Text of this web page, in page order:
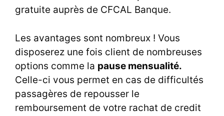
gratuite auprès de CFCAL Banque.
Les avantages sont nombreux ! Vous
disposerez une fois client de nombreuses
options comme la pause mensualité.
Celle-ci vous permet en cas de difficultés
passagères de repousser le
remboursement de votre rachat de credit